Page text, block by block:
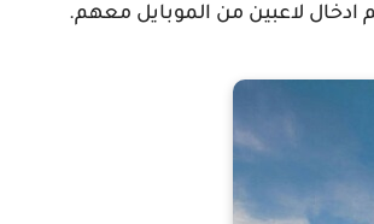
ادخال لاعبين من الموبايل معهم.